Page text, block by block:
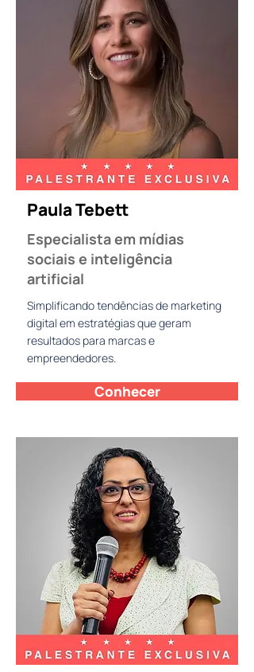
Paula Tebett
Especialista em mídias
sociais e inteligência
artificial
Simplificando tendências de marketing
digital em estratégias que geram
resultados para marcas e
empreendedores.
Conhecer